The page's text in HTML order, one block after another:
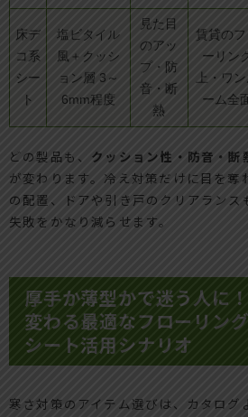
床デ
コ系
シー
ト
塩ビタイル
風＋クッシ
ョン層 3～
6mm程度
見た目
のアッ
プ・防
音・断
熱
賃貸のフ
ーリン
上・ワ
ーム全
どの製品も、 クッション性・防音・断
が変わります。冷え対策だけに目を奪
の配置、ドアや引き戸のクリアランス
失敗をかなり減らせます。
厚手か薄型かで迷う人に
変わる最適なフローリン
シート活用シナリオ
寒さ対策のアイテム選びは、カタログ